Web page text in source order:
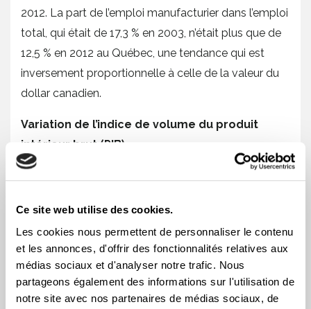
Ce site web utilise des cookies.
Les cookies nous permettent de personnaliser le contenu
et les annonces, d'offrir des fonctionnalités relatives aux
médias sociaux et d'analyser notre trafic. Nous
partageons également des informations sur l'utilisation de
notre site avec nos partenaires de médias sociaux, de
2012. La part de l’emploi manufacturier dans l’emploi
total, qui était de 17,3 % en 2003, n’était plus que de
12,5 % en 2012 au Québec, une tendance qui est
inversement proportionnelle à celle de la valeur du
dollar canadien.
Variation de l’indice de volume du produit
intérieur brut (PIB)
variation en
2012
(estimé)
moyenne
2008-
2013
Québec 0,9 1,3 1,3